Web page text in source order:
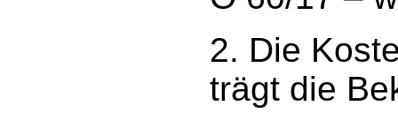
2. Die
trägt die